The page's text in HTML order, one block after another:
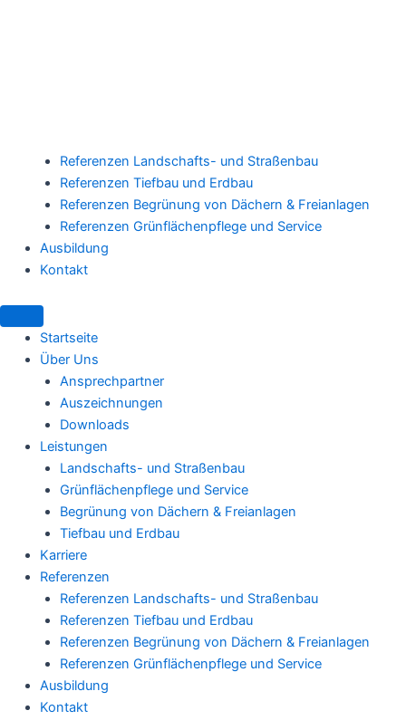
Referenzen Landschafts- und Straßenbau
Referenzen Tiefbau und Erdbau
Referenzen Begrünung von Dächern & Freianlagen
Referenzen Grünflächenpflege und Service
Ausbildung
Kontakt
Startseite
Über Uns
Ansprechpartner
Auszeichnungen
Downloads
Leistungen
Landschafts- und Straßenbau
Grünflächenpflege und Service
Begrünung von Dächern & Freianlagen
Tiefbau und Erdbau
Karriere
Referenzen
Referenzen Landschafts- und Straßenbau
Referenzen Tiefbau und Erdbau
Referenzen Begrünung von Dächern & Freianlagen
Referenzen Grünflächenpflege und Service
Ausbildung
Kontakt